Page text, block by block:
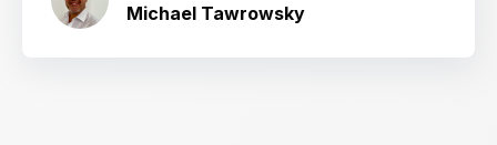
Michael Tawrowsky